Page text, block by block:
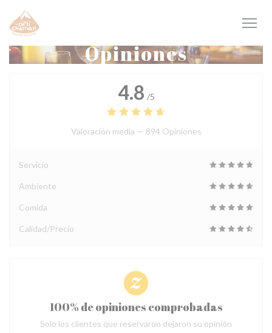
Personalización de sus opciones de cookies
Opiniones
4.8 /5
Valoración media — 894 Opiniones
Servicio
Ambiente
Comida
Calidad/Precio
100% de opiniones comprobadas
Solo los clientes que reservaron dejaron su opinión